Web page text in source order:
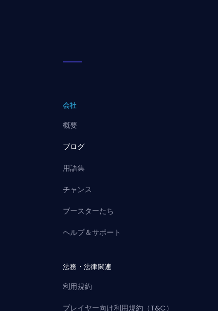
会社
概要
ブログ
用語集
チャンス
ブースターたち
ヘルプ＆サポート
法務・法律関連
利用規約
プレイヤー向け利用規約（T&C）